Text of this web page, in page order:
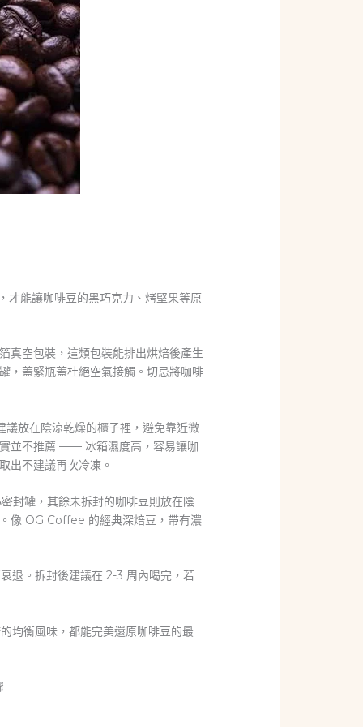
才能讓咖啡豆的黑巧克力、烤堅果等原
真空包裝，這類包裝能排出烘焙後產生
，蓋緊瓶蓋杜絕空氣接觸。切忌將咖啡
放在陰涼乾燥的櫃子裡，避免靠近微
並不推薦 —— 冰箱濕度高，容易讓咖
出不建議再次冷凍。
封罐，其餘未拆封的咖啡豆則放在陰
像 OG Coffee 的經典深焙豆，帶有濃
退。拆封後建議在 2-3 周內喝完，若
均衡風味，都能完美還原咖啡豆的最